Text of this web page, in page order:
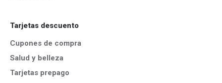
Tarjetas descuento
Cupones de compra
Salud y belleza
Tarjetas prepago